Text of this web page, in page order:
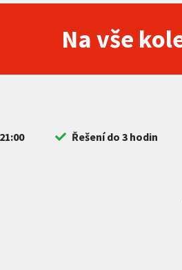
Na vše
Řešení do 3 hodin